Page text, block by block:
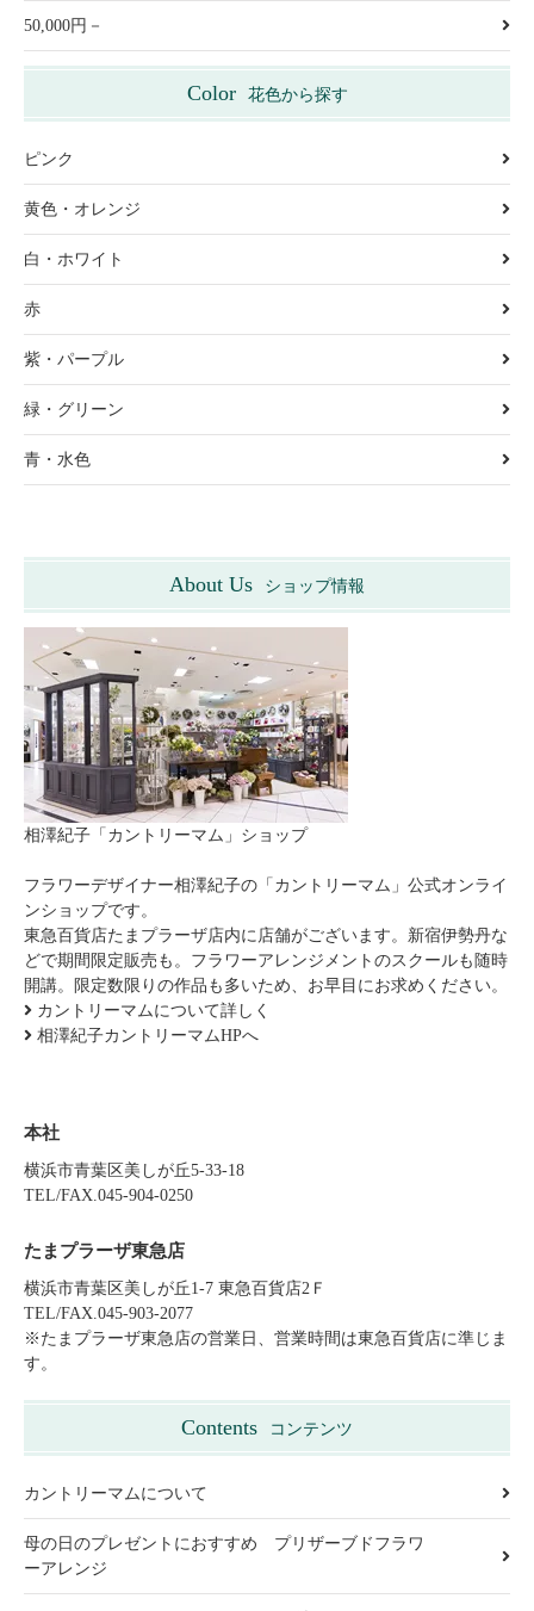
50,000円－
Color 花色から探す
ピンク
黄色・オレンジ
白・ホワイト
赤
紫・パープル
緑・グリーン
青・水色
About Us ショップ情報
相澤紀子「カントリーマム」ショップ
フラワーデザイナー相澤紀子の「カントリーマム」公式オンライ
ンショップです。
東急百貨店たまプラーザ店内に店舗がございます。新宿伊勢丹な
どで期間限定販売も。フラワーアレンジメントのスクールも随時
開講。限定数限りの作品も多いため、お早目にお求めください。
カントリーマムについて詳しく
相澤紀子カントリーマムHPへ
本社
横浜市青葉区美しが丘5-33-18
TEL/FAX.045-904-0250
たまプラーザ東急店
横浜市青葉区美しが丘1-7 東急百貨店2Ｆ
TEL/FAX.045-903-2077
※たまプラーザ東急店の営業日、営業時間は東急百貨店に準じま
す。
Contents コンテンツ
カントリーマムについて
母の日のプレゼントにおすすめ プリザーブドフラワ
ーアレンジ